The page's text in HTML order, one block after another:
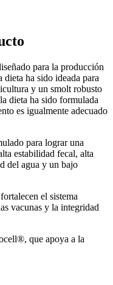
para la producción
dieta ha sido ideada para
y un smolt robusto
dieta ha sido formulada
es igualmente adecuado
para lograr una
estabilidad fecal, alta
del agua y un bajo
el sistema
vacunas y la integridad
que apoya a la